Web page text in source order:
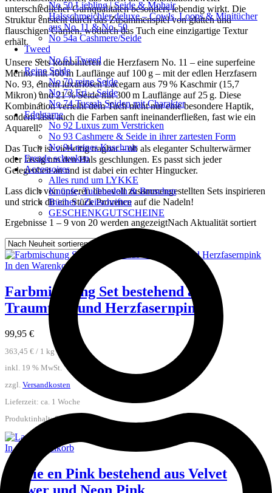
No 50 Liebling | Seide & Mohair
Halsschmeichler deluxe – Cowls, Loops & Minitücher
aus No. 11 & No. 50
No 54a Cashmere/Seide
Tweed
No 61 Tweed
Reine Seide
No 70 reine Seide
No 73 Eri – Seide
No 74 Tussah Seiden mit Charakter
Edelgarne
No 92 Luxus zum Verstricken
No 93 Cashmere & Seide in ihrer zartesten Form
No 94 reines Kaschmir
Freude schenken
Accessoires
Alles rund um LYKKE
Knöpfe, Tuchnadeln & Broschen
Bücher / Zeitschriften
GESCHENKGUTSCHEINE
unterschiedlicher Garnqualitäten besonders lebendig wirkt. Die
Struktur entsteht durch das Zusammenspiel von glatten und
flauschigen Garnen, wodurch das Tuch eine einzigartige Textur
erhält.
Unsere Sets kombinieren die Herzfasern No. 11 – eine superfeine
Merino mit 400 m Lauflänge auf 100 g – mit der edlen Herzfasern
No. 93, einem luxuriösen Lacegarn aus 79 % Kaschmir (15,7
Mikron) und 21 % Seide mit 300 m Lauflänge auf 25 g. Diese
Kombination verleiht dem Tuch nicht nur eine besondere Haptik,
sondern lässt auch die Farben sanft ineinanderfließen, fast wie ein
Aquarell.
Das Tuch ist vielseitig tragbar – ob als eleganter Schulterwärmer
oder lässig um den Hals geschlungen. Es passt sich jeder
Gelegenheit an und ist dabei ein echter Hingucker.
Lass dich von unseren liebevoll zusammengestellten Sets inspirieren
und strick dir ein Stück Provence auf die Nadeln!
Ergebnisse 1 – 9 von 20 werden angezeigtNach Aktualität sortiert
In den Warenkorb
Farbmischung Set bestehend aus
Traumtanz und Herzfasernpink
99,95 €
363,45 € / 1 kg
inkl. 19 % MwSt.
zzgl. Versandkosten
Lieferzeit: ca. 1 Woche
Produktinhalt: 0,275
In den Warenkorb
La vie en Pink bestehend aus Velvet
Flower und Neon Pink